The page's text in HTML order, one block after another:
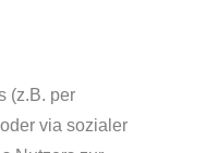
(z.B. per
via sozialer